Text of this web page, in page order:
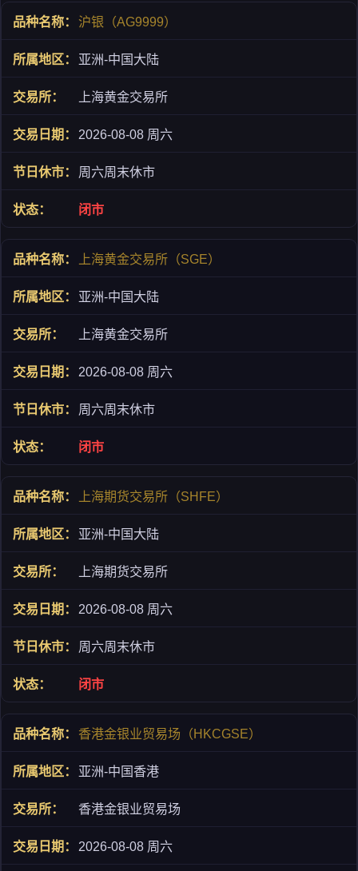
沪银（AG9999）
亚洲-中国大陆
上海黄金交易所
2026-08-08 周六
周六周末休市
闭市
上海黄金交易所（SGE）
亚洲-中国大陆
上海黄金交易所
2026-08-08 周六
周六周末休市
闭市
上海期货交易所（SHFE）
亚洲-中国大陆
上海期货交易所
2026-08-08 周六
周六周末休市
闭市
香港金银业贸易场（HKCGSE）
亚洲-中国香港
香港金银业贸易场
2026-08-08 周六